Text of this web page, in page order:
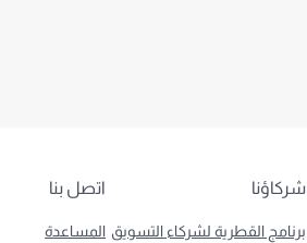
شركاؤنا اتصل بنا
برنامج القطرية لشركاء التسويق المساعدة